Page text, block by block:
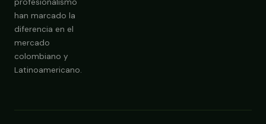
han marcado la
diferencia en el
mercado
colombiano y
Latinoamericano.